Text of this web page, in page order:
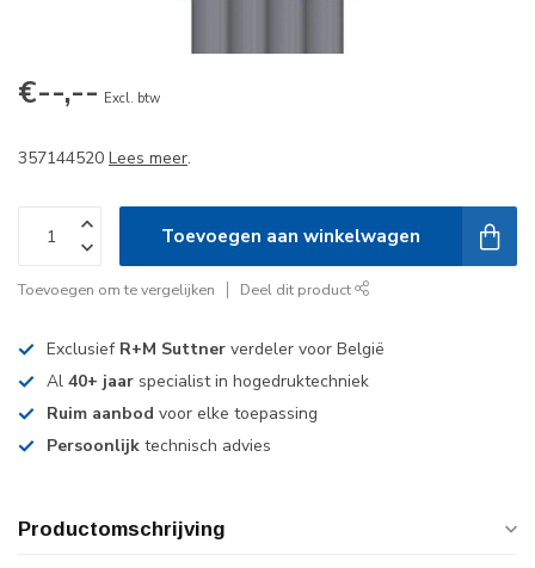
€--,-- Excl. btw
357144520 Lees meer.
Toevoegen aan winkelwagen
Toevoegen om te vergelijken Deel dit product
Exclusief R+M Suttner verdeler voor België
Al 40+ jaar specialist in hogedruktechniek
Ruim aanbod voor elke toepassing
Persoonlijk technisch advies
Productomschrijving